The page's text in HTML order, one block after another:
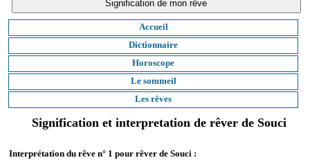
Accueil
Dictionnaire
Horoscope
Le sommeil
Les rêves
Signification et interpretation de rêver de Souci
Interprétation du rêve n° 1 pour rêver de Souci :